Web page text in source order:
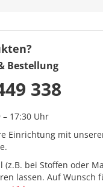
Bestellung
338
– 17:30 Uhr
Einrichtung mit
bei Stoffen oder
lassen. Auf Wunsch